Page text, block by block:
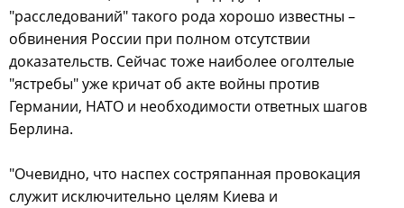
"расследований" такого рода хорошо известны –
обвинения России при полном отсутствии
доказательств. Сейчас тоже наиболее оголтелые
"ястребы" уже кричат об акте войны против
Германии, НАТО и необходимости ответных шагов
Берлина.
"Очевидно, что наспех состряпанная провокация
служит исключительно целям Киева и